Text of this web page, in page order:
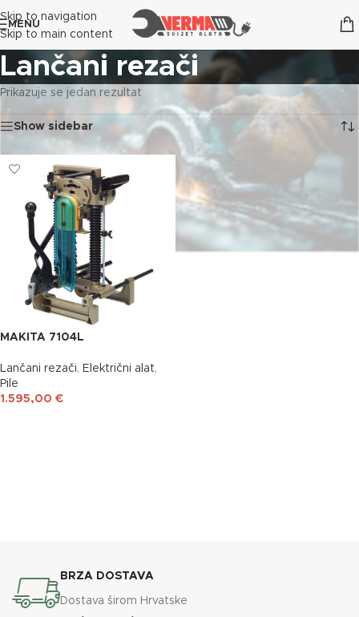
Skip to navigation
Skip to main content
MENU
Lančani rezači
Prikazuje se jedan rezultat
Show sidebar
MAKITA 7104L
Lančani rezači, Električni alat,
Pile
1.595,00 €
BRZA DOSTAVA
Dostava širom Hrvatske